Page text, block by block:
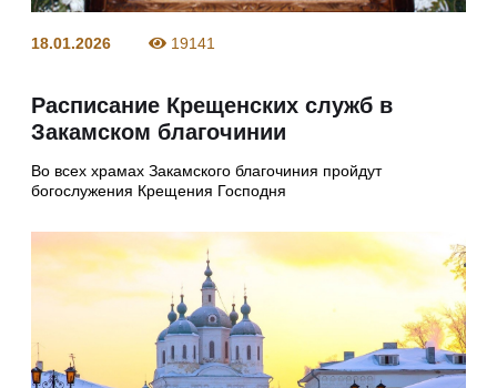
18.01.2026 19141
Расписание Крещенских служб в
Закамском благочинии
Во всех храмах Закамского благочиния пройдут
богослужения Крещения Господня